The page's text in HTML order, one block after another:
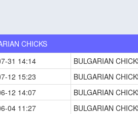
CHICKS
31 14:14
BULGARIAN
12 15:23
BULGARIAN
12 14:07
BULGARIAN
04 11:27
BULGARIAN